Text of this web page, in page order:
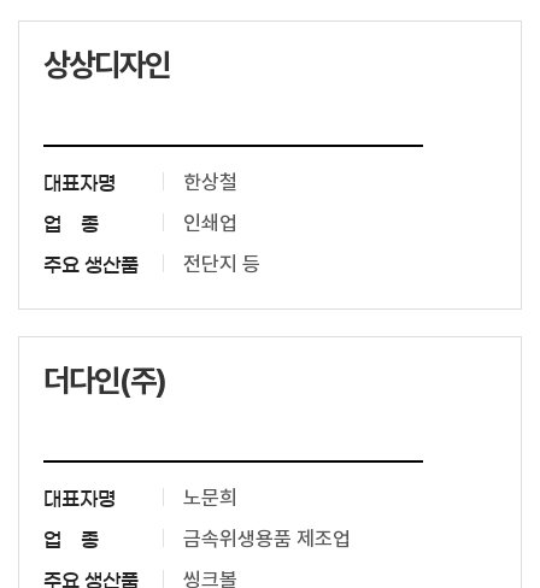
상상디자인
대표자명 한상철
업 종 인쇄업
주요 생산품 전단지 등
더다인(주)
대표자명 노문희
업 종 금속위생용품 제조업
주요 생산품 씽크볼